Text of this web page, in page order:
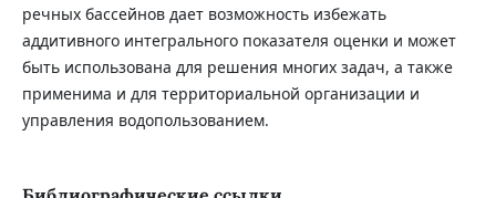
речных бассейнов дает возможность избежать
аддитивного интегрального показателя оценки и может
быть использована для решения многих задач, а также
применима и для территориальной организации и
управления водопользованием.